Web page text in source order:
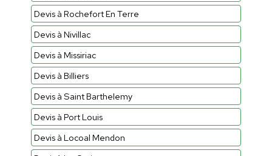
Devis à Rochefort En Terre
Devis à Nivillac
Devis à Missiriac
Devis à Billiers
Devis à Saint Barthelemy
Devis à Port Louis
Devis à Locoal Mendon